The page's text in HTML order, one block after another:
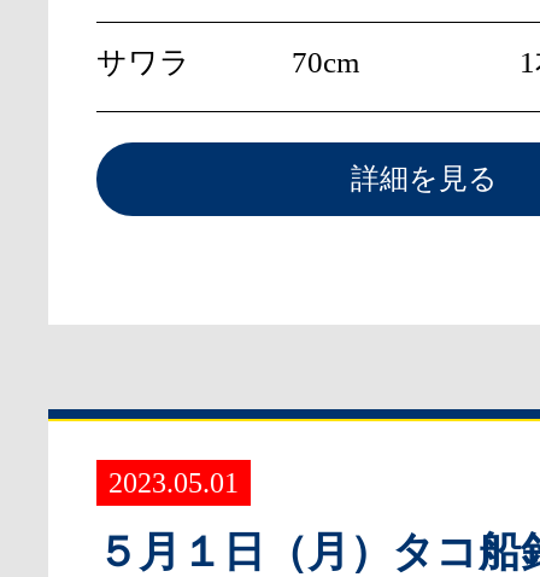
サワラ 70cm
詳細を見る
2023.05.01
５月１日（月）タコ船